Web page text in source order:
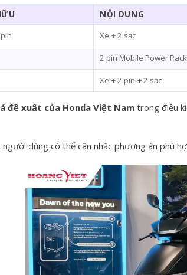
NỘI DUNG
Xe + 2 sạc
2 pin Mobile Power
Xe + 2 pin + 2 sạc
đề xuất của Honda Việt Nam trong điều
người dùng có thể cân nhắc phương án phù